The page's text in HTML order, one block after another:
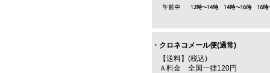
・クロネコメール便(通常)
【送料】(税込)
Ａ料金 全国一律120円